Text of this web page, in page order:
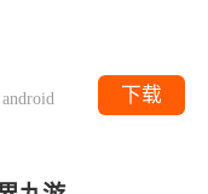
android
下载